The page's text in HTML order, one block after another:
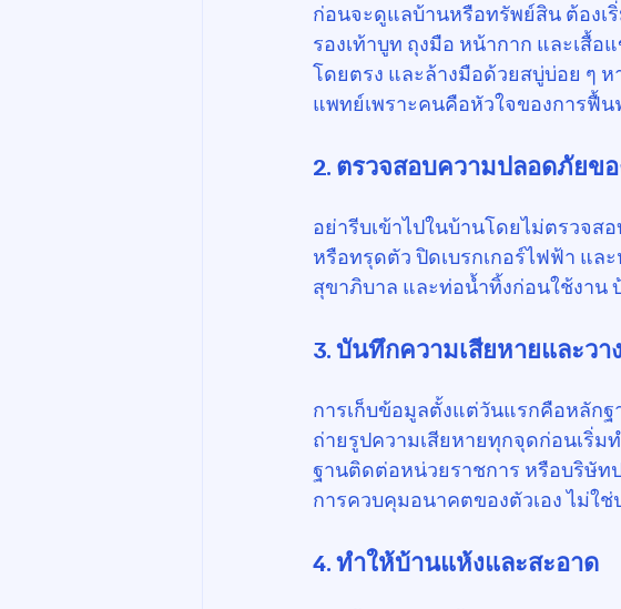
ก่อนจะดูแลบ้านหรือทรัพย์สิน ต้องเ
รองเท้าบูท ถุงมือ หน้ากาก และเสื้อ
โดยตรง และล้างมือด้วยสบู่บ่อย ๆ
แพทย์เพราะคนคือหัวใจของการฟื้น
2. ตรวจสอบความปลอดภัยข
อย่ารีบเข้าไปในบ้านโดยไม่ตรวจส
หรือทรุดตัว ปิดเบรกเกอร์ไฟฟ้า แ
สุขาภิบาล และท่อน้ำทิ้งก่อนใช้งา
3. บันทึกความเสียหายและว
การเก็บข้อมูลตั้งแต่วันแรกคือหลัก
ถ่ายรูปความเสียหายทุกจุดก่อนเริ่ม
ฐานติดต่อหน่วยราชการ หรือบริษัท
การควบคุมอนาคตของตัวเอง ไม่ใ
4. ทำให้บ้านแห้งและสะอาด